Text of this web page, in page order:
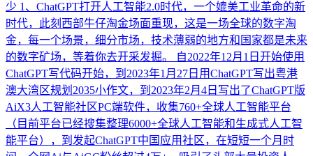
少 1、ChatGPT打开人工智能2.0时代，一个媲美工业革命的新
时代，此刻西部牛仔淘金场面重现，这是一场全球的数字淘
金，每一个场景，细分市场，技术薄弱的地方和国家都是未来
的数字矿场，等着你去开采发掘。 自2022年12月1日开始使用
ChatGPT写代码开始，到2023年1月27日用ChatGPT写出粤港
澳大湾区规划2035小作文，到2023年2月4日写出了ChatGPT版
AiX3人工智能社区PC端软件，收集760+全球人工智能平台
（目前平台已经搜集整理6000+全球人工智能和生成式人工智
能平台），到发起ChatGPT中国应用社区，在短短一个月时